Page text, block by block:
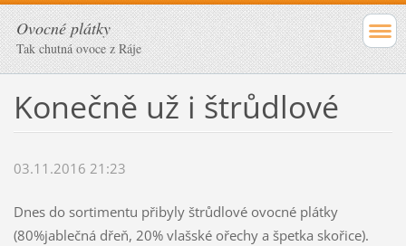
Ovocné plátky
Tak chutná ovoce z Ráje
Konečně už i štrůdlové
03.11.2016 21:23
Dnes do sortimentu přibyly štrůdlové ovocné plátky
(80%jablečná dřeň, 20% vlašské ořechy a špetka skořice).